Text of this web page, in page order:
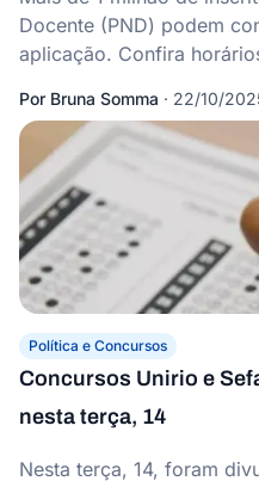
Docente (PND) podem
aplicação. Confira
Por Bruna Somma · 22/10/
Política e Concursos
Concursos Unirio e
nesta terça, 14
Nesta terça, 14, foram